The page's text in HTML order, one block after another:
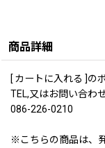
商品詳細
[ カートに入れる ]の
TEL,又はお問い合わ
086-226-0210
※こちらの商品は、